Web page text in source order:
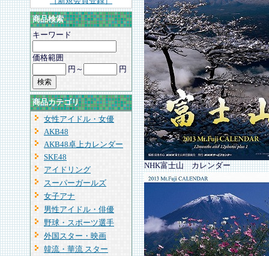
商品検索
キーワード
価格範囲
円～
円
商品カテゴリ
女性アイドル・女優
AKB48
AKB48卓上カレンダー
SKE48
アイドリング
スーパーガールズ
女子アナ
男性アイドル・俳優
野球・スポーツ選手
外国スター・映画
韓流・華流 スター
NHK富士山 カレンダー